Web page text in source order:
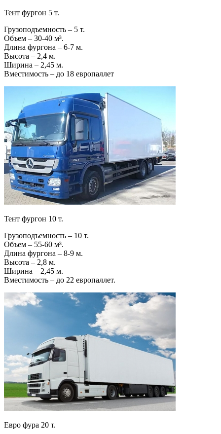
Тент фургон 5 т.
Грузоподъемность – 5 т.
Объем – 30-40 м³.
Длина фургона – 6-7 м.
Высота – 2,4 м.
Ширина – 2,45 м.
Вместимость – до 18 европаллет
Тент фургон 10 т.
Грузоподъемность – 10 т.
Объем – 55-60 м³.
Длина фургона – 8-9 м.
Высота – 2,8 м.
Ширина – 2,45 м.
Вместимость – до 22 европаллет.
Евро фура 20 т.